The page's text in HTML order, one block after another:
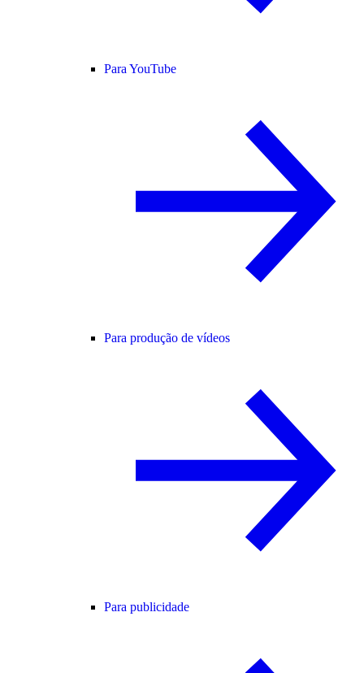
Para YouTube
Para produção de vídeos
Para publicidade